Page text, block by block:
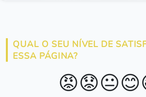
QUAL O SEU NÍVEL DE
ESSA PÁGINA?
😡😟😐😊